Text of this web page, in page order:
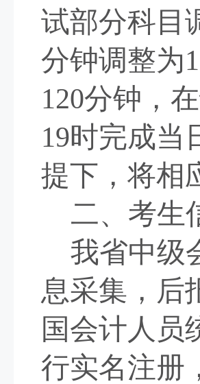
试部分科目
分钟调整为
120分钟，
19时完成当
提下，将相
二、考生
我省中级
息采集，后
国会计人员
行实名注册